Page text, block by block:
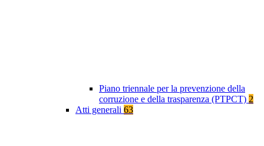
Piano triennale per la prevenzione della
corruzione e della trasparenza (PTPCT) 2
Atti generali 63